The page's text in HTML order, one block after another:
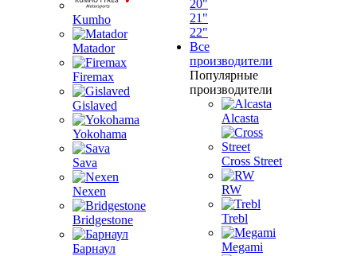
Kumho
Matador
Firemax
Gislaved
Yokohama
Sava
Nexen
Bridgestone
Барнаул
20"
21"
22"
Все
производители
Популярные
производители
Alcasta
Cross Street
RW
Trebl
Megami